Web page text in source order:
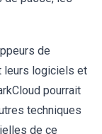
de
leurs logiciels et
pourrait
techniques
de ce